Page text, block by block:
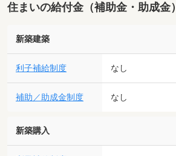
住まいの給付金（補助金・助成金）
新築建築
利子補給制度 なし
補助／助成金制度 なし
新築購入